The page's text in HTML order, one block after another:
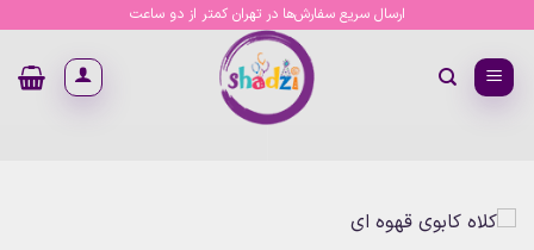
content
ارسال سریع سفارش‌ها در تهران کمتر از دو ساعت